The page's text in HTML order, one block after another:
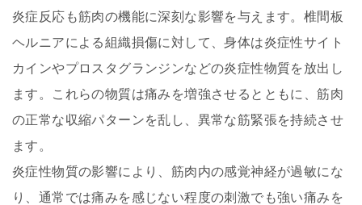
炎症反応も筋肉の機能に深刻な影響を与えます。椎間板
ヘルニアによる組織損傷に対して、身体は炎症性サイト
カインやプロスタグランジンなどの炎症性物質を放出し
ます。これらの物質は痛みを増強させるとともに、筋肉
の正常な収縮パターンを乱し、異常な筋緊張を持続させ
ます。
炎症性物質の影響により、筋肉内の感覚神経が過敏にな
り、通常では痛みを感じない程度の刺激でも強い痛みを